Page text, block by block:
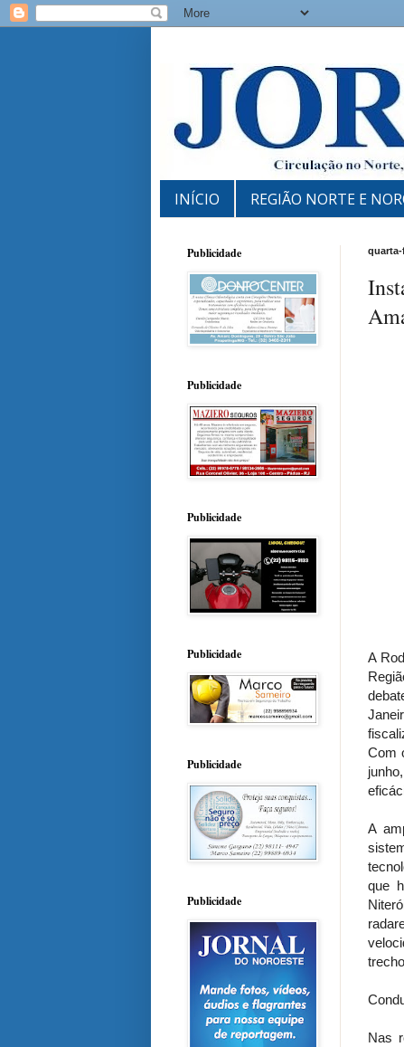
INÍCIO REGIÃO NORTE E
quarta-
A
Com
A
que
Nas
Publicidade
Publicidade
Publicidade
Publicidade
Publicidade
Publicidade